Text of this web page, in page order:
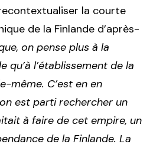
la courte
de la Finlande d’après-
on pense plus à la
qu’à l’établissement de la
même. C’est en en
est parti rechercher un
à faire de cet empire, un
de la Finlande. La